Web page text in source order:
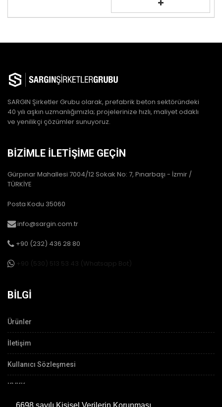
6698 sayılı Kişisel Verilerin Korunması
SARGIN Şirketler Grubu olarak, prefabrik beton sektöründeki
40 yılı aşkın uzmanlığımızla; projelerinize hızlı, maliyet odaklı
ve yenilikçi çözümler sunuyoruz.
BIZIMLE ILETIŞIME GEÇIN
Gürpınar Mahallesi 7004/12 Sokak No: 7, Pınarbaşı - İzmir /
TÜRKİYE
Posta Kodu 35060
info@sargin.com.tr
+90 (232) 436 28 80
+90 (530) 513 53 43 (Whatsapp Bot)
BILGI
Ürünler
İletişim
Kullanıcı Sözleşmesi
KVKK